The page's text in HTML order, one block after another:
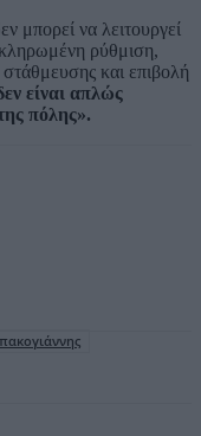
μπορεί να λειτουργεί
ρύθμιση,
και επιβολή
είναι απλώς
πόλης».